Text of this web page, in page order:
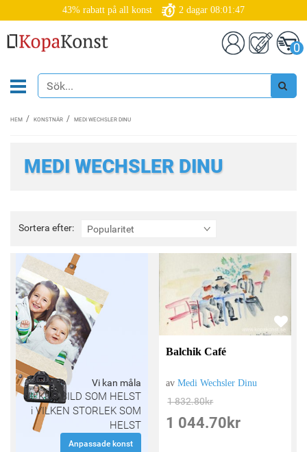
43% rabatt på all konst 2 dagar 08:01:47
0
HEM KONSTNÄR MEDI WECHSLER DINU
MEDI WECHSLER DINU
Sortera efter: Popularitet
Sortera
efter:
Vi kan måla
VILKEN BILD SOM HELST
i VILKEN STORLEK SOM
HELST
Anpassade konst
Balchik Café
avMedi Wechsler Dinu
1 832.80kr
1 044.70 kr